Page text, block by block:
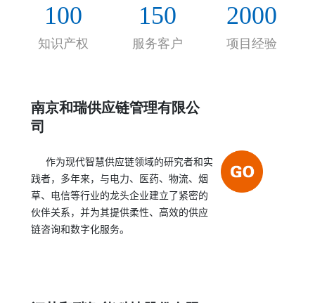
绩效提高。
100
知识产权
150
服务客户
2000
项目经验
南京和瑞供应链管理有限公
司
作为现代智慧供应链领域的研究者和实
践者，多年来，与电力、医药、物流、烟
草、电信等行业的龙头企业建立了紧密的
伙伴关系，并为其提供柔性、高效的供应
链咨询和数字化服务。